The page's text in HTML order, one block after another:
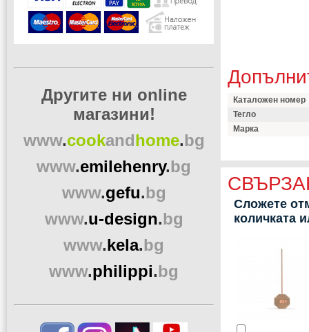
Каталожен номер
Тегло
Марка
Сложете
количката
Другите ни online
магазини!
www.cookandhome.bg
www.emilehenry.bg
www.gefu.bg
www.u-design.bg
www.kela.bg
www.philippi.bg